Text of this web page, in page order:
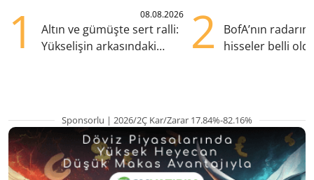
1 08.08.2026
Altın ve gümüşte sert ralli:
Yükselişin arkasındaki
2
BofA’nın
hisseler belli
Sponsorlu | 2026/2Ç Kar/Zarar 17.84%-82.16%